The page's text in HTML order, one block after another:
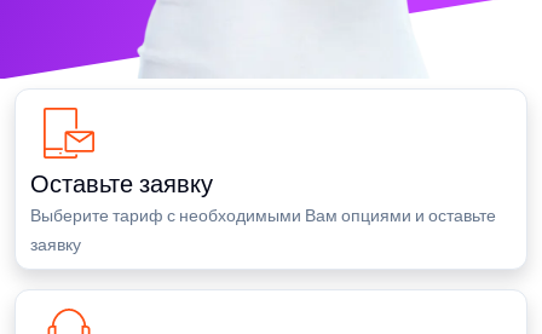
Оставьте заявку
Выберите тариф с необходимыми Вам опциями и оставьте
заявку